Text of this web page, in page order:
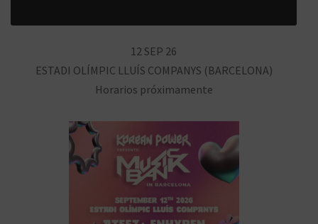
12 SEP 26
ESTADI OLÍMPIC LLUÍS COMPANYS (BARCELONA)
Horarios próximamente